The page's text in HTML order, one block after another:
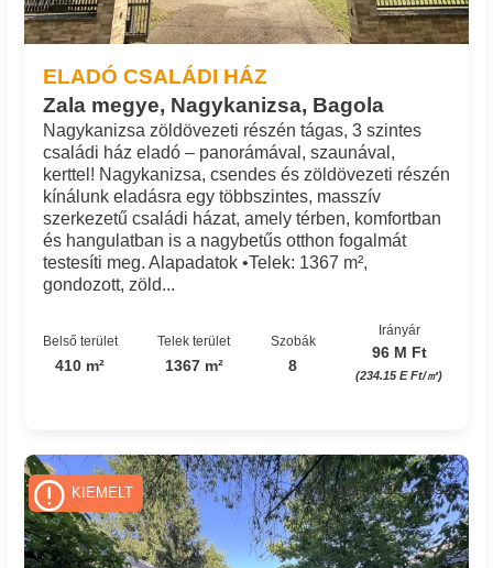
ELADÓ CSALÁDI HÁZ
Zala megye, Nagykanizsa, Bagola
Nagykanizsa zöldövezeti részén tágas, 3 szintes
családi ház eladó – panorámával, szaunával,
kerttel! Nagykanizsa, csendes és zöldövezeti részén
kínálunk eladásra egy többszintes, masszív
szerkezetű családi házat, amely térben, komfortban
és hangulatban is a nagybetűs otthon fogalmát
testesíti meg. Alapadatok •Telek: 1367 m²,
gondozott, zöld...
Belső terület
410 m²
Telek terület
1367 m²
Szobák
8
Irányár
96 M Ft
(234.15 E Ft/㎡)
Azonosító: 3712_csaszi
KIEMELT